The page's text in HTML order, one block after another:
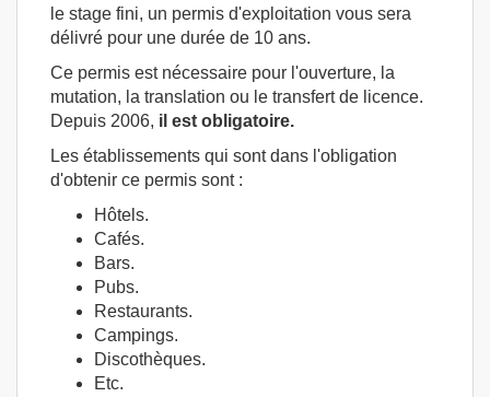
le stage fini, un permis d'exploitation vous sera
délivré pour une durée de 10 ans.
Ce permis est nécessaire pour l'ouverture, la
mutation, la translation ou le transfert de licence.
Depuis 2006, il est obligatoire.
Les établissements qui sont dans l'obligation
d'obtenir ce permis sont :
Hôtels.
Cafés.
Bars.
Pubs.
Restaurants.
Campings.
Discothèques.
Etc.